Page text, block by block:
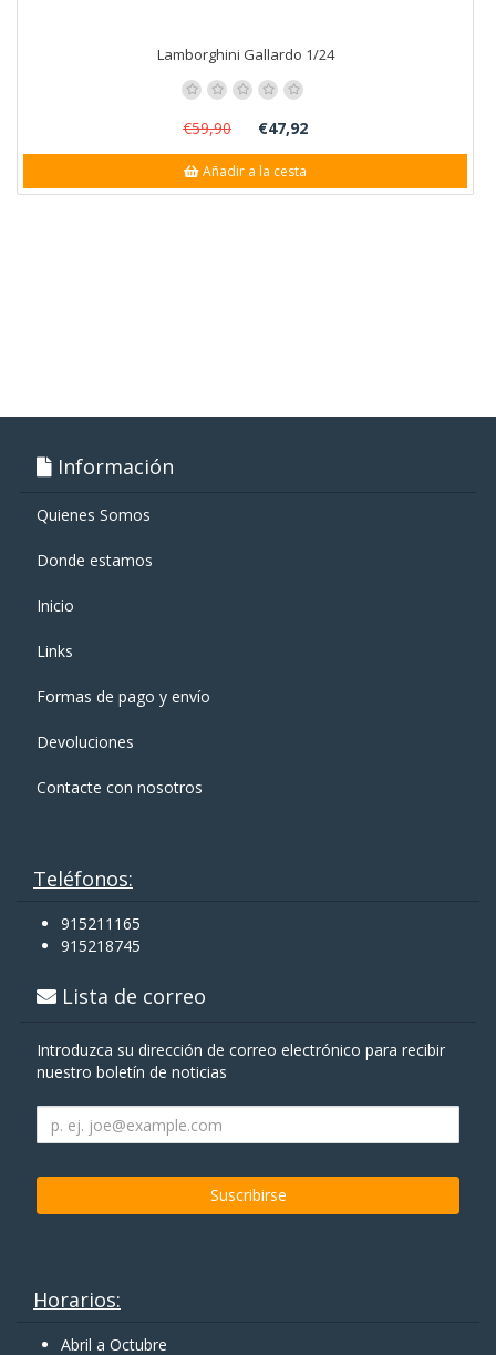
Lamborghini Gallardo 1/24
€59,90 €47,92
Añadir a la cesta
Información
Quienes Somos
Donde estamos
Inicio
Links
Formas de pago y enví­o
Devoluciones
Contacte con nosotros
Teléfonos:
915211165
915218745
Lista de correo
Introduzca su dirección de correo electrónico para recibir
nuestro boletín de noticias
Horarios:
Abril a Octubre